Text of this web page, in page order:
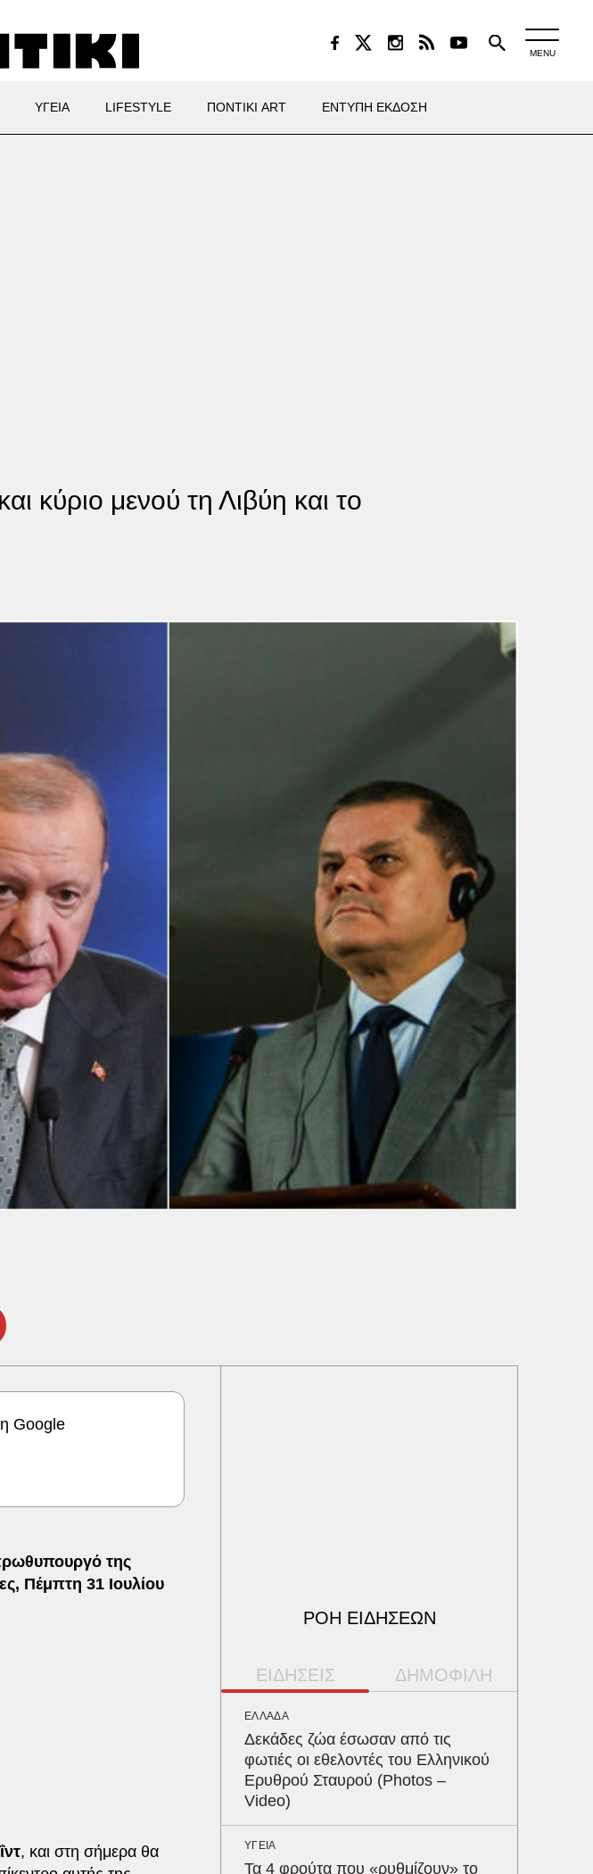
MENU
ΥΓΕΙΑ LIFESTYLE ΠΟΝΤΙΚΙ ART ΕΝΤΥΠΗ ΕΚΔΟΣΗ
κύριο μενού τη Λιβύη και το
Google
της
Πέμπτη 31 Ιουλίου
, και στη σήμερα θα
ΡΟΗ ΕΙΔΗΣΕΩΝ
ΕΙΔΗΣΕΙΣ ΔΗΜΟΦΙΛΗ
ΕΛΛΑΔΑ
Δεκάδες ζώα έσωσαν από τις
φωτιές οι εθελοντές του Ελληνικού
Ερυθρού Σταυρού (Photos –
Video)
ΥΓΕΙΑ
Τα 4 φρούτα που «ρυθμίζουν» το